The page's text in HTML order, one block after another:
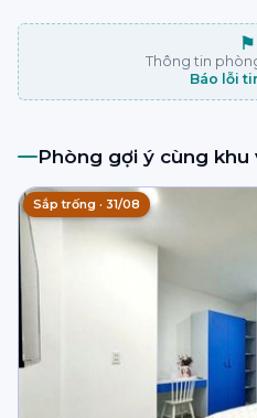
⚑
Thông tin
Báo lỗi
Phòng gợi ý cùng khu
Sắp trống · 31/08